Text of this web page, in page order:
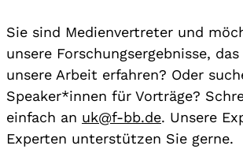
Sie sind Medienvertreter und
unsere Forschungsergebnisse,
unsere Arbeit erfahren? Oder
Speaker*innen für Vorträge?
einfach an uk@f-bb.de. Unsere
Experten unterstützen Sie gerne.